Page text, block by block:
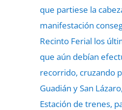
que partiese la
manifestación
Recinto Ferial los
que aún debían
recorrido, cruzando
Guadián y San
Estación de trenes,